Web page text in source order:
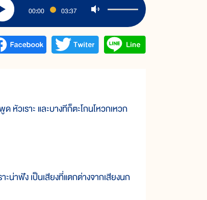
00:00 03:37
วเราะ และบางทีก็ตะโกนโหวกเหวก
ะน่าฟัง เป็นเสียงที่แตกต่างจากเสียงนก